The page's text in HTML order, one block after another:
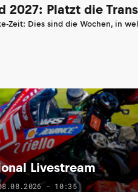
2027: Platzt die
Zeit: Dies sind die Wochen, in
Livestream
- 10:35